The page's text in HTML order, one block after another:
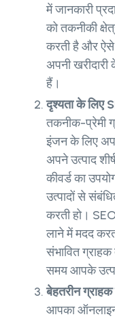
में जानकारी
को तकनीकी
करती है और ऐसे
अपनी
हैं।
दृश्यता के लिए
तकनीक-प्रेमी
इंजन के लिए
अपने उत्पाद
कीवर्ड का
उत्पादों से
करती हो।
लाने में मदद
संभावित
समय आपके
बेहतरीन
आपका ऑनलाइन